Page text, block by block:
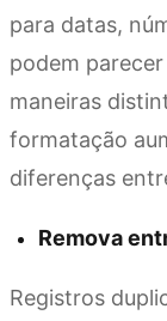
para datas,
podem
maneiras
formatação
diferenças
Remova
Registros